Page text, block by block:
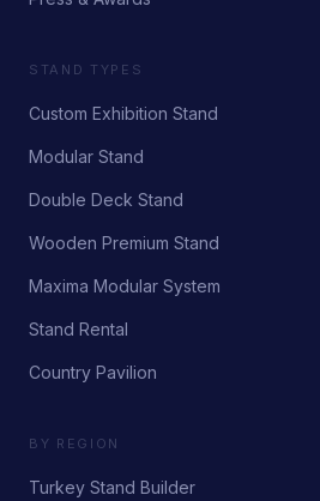
STAND TYPES
Custom Exhibition Stand
Modular Stand
Double Deck Stand
Wooden Premium Stand
Maxima Modular System
Stand Rental
Country Pavilion
BY REGION
Turkey Stand Builder